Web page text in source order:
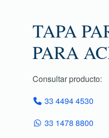
TAPA
PARA
Consultar producto:
33 4494 4530
33 1478 8800